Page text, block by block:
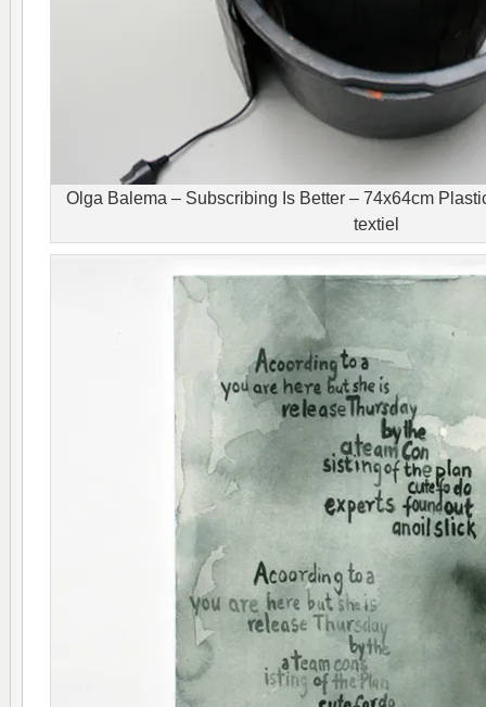
Olga Balema – Subscribing Is Better – 74x64cm
textiel